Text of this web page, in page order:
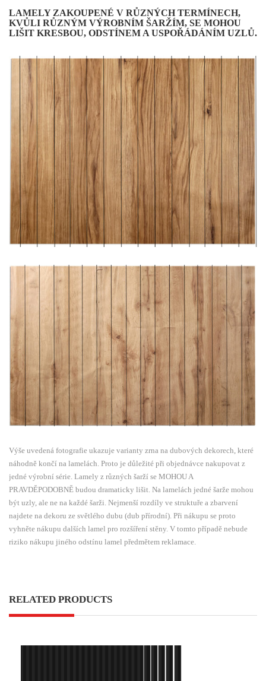
LAMELY ZAKOUPENÉ V RŮZNÝCH TERMÍNECH,
KVŮLI RŮZNÝM VÝROBNÍM ŠARŽÍM, SE MOHOU
LIŠIT KRESBOU, ODSTÍNEM A USPOŘÁDÁNÍM UZLŮ.
Výše uvedená fotografie ukazuje varianty zrna na dubových dekorech, které
náhodně končí na lamelách. Proto je důležité při objednávce nakupovat z
jedné výrobní série. Lamely z různých šarží se MOHOU A
PRAVDĚPODOBNĚ budou dramaticky lišit. Na lamelách jedné šarže mohou
být uzly, ale ne na každé šarži. Nejmenší rozdíly ve struktuře a zbarvení
najdete na dekoru ze světlého dubu (dub přírodní). Při nákupu se proto
vyhněte nákupu dalších lamel pro rozšíření stěny. V tomto případě nebude
riziko nákupu jiného odstínu lamel předmětem reklamace.
RELATED PRODUCTS